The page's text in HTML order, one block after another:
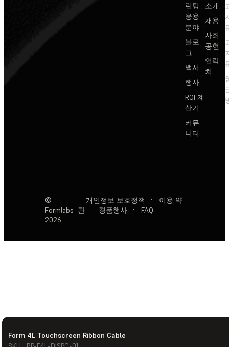
Form 4L Touchscreen Ribbon Cable
린팅
응용
분야
블로
그
백서
행사
ROI 계
산기
커뮤
니티
소개
채용
사회
공헌
연락
처
©
Formlabs
2026
개인정보 보호정책 ·
이용 약
관
· 경품행사 · FAQ